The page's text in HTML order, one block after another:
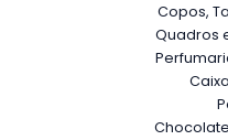
Copos,
Quadros